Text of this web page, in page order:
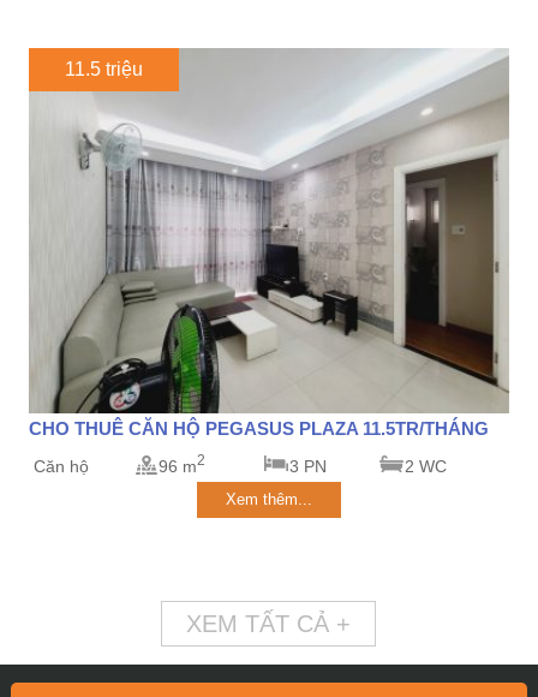
11.5 triệu
CHO THUÊ CĂN HỘ PEGASUS PLAZA 11.5TR/THÁNG
Căn hộ 96 m2 3 PN 2 WC
Xem thêm...
XEM TẤT CẢ +